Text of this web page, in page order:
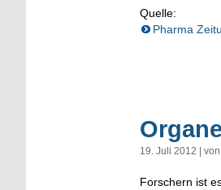
Quelle:
Pharma
19. Juli 2012 | von
Forschern ist